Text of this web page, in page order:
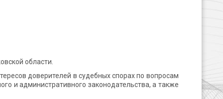
области.
доверителей в судебных спорах по вопросам
и административного законодательства, а также